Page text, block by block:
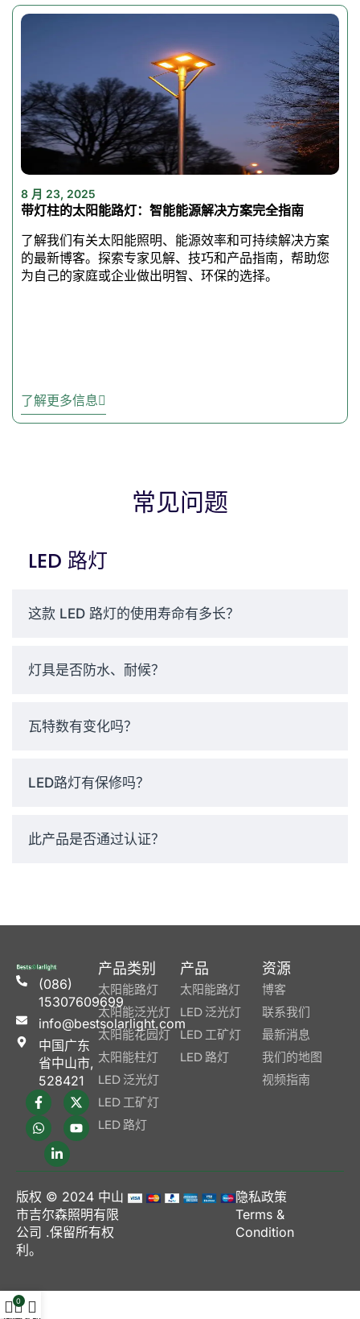
那就来对地方了。它有充足的
量测试和认证，是您户外照明
的最佳选择。
浏览更多与
BestSolarLight 一起
探险的信息
搜索其他太阳能灯和 LED
照明产品和工业灯具。
要能真正发挥作用的现代照
明，我们的 LED 路灯将是您
的项目提供所需的亮度、安全
性和绿色特性。
与众不同。
8 月 23, 2025
带灯柱的太阳能路灯：智能能源解决方案完全指南
了解我们有关太阳能照明、能源效率和可持续解决方案
的最新博客。探索专家见解、技巧和产品指南，帮助您
为自己的家庭或企业做出明智、环保的选择。
了解更多信息
常见问题
LED 路灯
这款 LED 路灯的使用寿命有多长？
灯具是否防水、耐候？
瓦特数有变化吗？
LED路灯有保修吗？
此产品是否通过认证？
(086)
15307609699
info@bestsolarlight.com
中国广东
省中山市,
528421
产品类别
太阳能路灯
太阳能泛光灯
太阳能花园灯
太阳能柱灯
LED 泛光灯
LED 工矿灯
LED 路灯
产品
太阳能路灯
LED 泛光灯
LED 工矿灯
LED 路灯
资源
博客
联系我们
最新消息
我们的地图
视频指南
版权 © 2024 中山
市吉尔森照明有限
公司 .保留所有权
利。
隐私政策
Terms &
Condition
0